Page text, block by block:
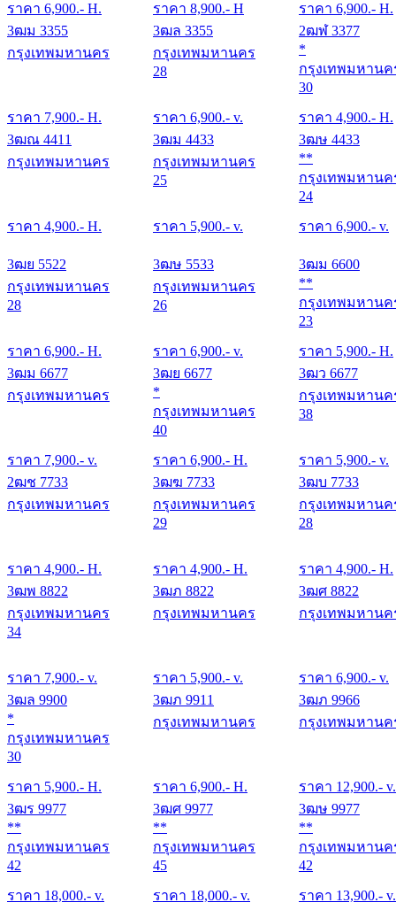
ราคา 6,900.- H. ราคา 8,900.- H ราคา 6,900.- H.
3ฒม 3355
กรุงเทพมหานคร
ราคา 7,900.- H.
3ฒล 3355
กรุงเทพมหานคร
28
ราคา 6,900.- v.
2ฒฬ 3377
*
กรุงเทพมหานค
30
ราคา 4,900.- H.
3ฒณ 4411
กรุงเทพมหานคร
ราคา 4,900.- H.
3ฒม 4433
กรุงเทพมหานคร
25
ราคา 5,900.- v.
3ฒษ 4433
**
กรุงเทพมหานค
24
ราคา 6,900.- v.
3ฒย 5522
กรุงเทพมหานคร
28
ราคา 6,900.- H.
3ฒษ 5533
กรุงเทพมหานคร
26
ราคา 6,900.- v.
3ฒม 6600
**
กรุงเทพมหานค
23
ราคา 5,900.- H.
3ฒม 6677
กรุงเทพมหานคร
ราคา 7,900.- v.
3ฒย 6677
*
กรุงเทพมหานคร
40
ราคา 6,900.- H.
3ฒว 6677
กรุงเทพมหานค
38
ราคา 5,900.- v.
2ฒช 7733
กรุงเทพมหานคร
ราคา 4,900.- H.
3ฒฆ 7733
กรุงเทพมหานคร
29
ราคา 4,900.- H.
3ฒบ 7733
กรุงเทพมหานค
28
ราคา 4,900.- H.
3ฒพ 8822
กรุงเทพมหานคร
34
ราคา 7,900.- v.
3ฒภ 8822
กรุงเทพมหานคร
ราคา 5,900.- v.
3ฒศ 8822
กรุงเทพมหานค
ราคา 6,900.- v.
3ฒล 9900
*
กรุงเทพมหานคร
30
ราคา 5,900.- H.
3ฒภ 9911
กรุงเทพมหานคร
ราคา 6,900.- H.
3ฒภ 9966
กรุงเทพมหานค
ราคา 12,900.- v.
3ฒร 9977
**
กรุงเทพมหานคร
42
ราคา 18,000.- v.
3ฒศ 9977
**
กรุงเทพมหานคร
45
ราคา 18,000.- v.
3ฒษ 9977
**
กรุงเทพมหานค
42
ราคา 13,900.- v.